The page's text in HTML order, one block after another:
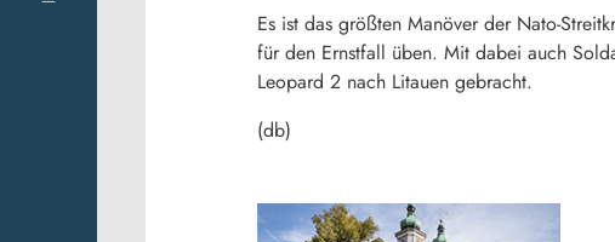
Es ist das größten Manöver der Nato-
für den Ernstfall üben. Mit dabei auch
Leopard 2 nach Litauen gebracht.
(db)